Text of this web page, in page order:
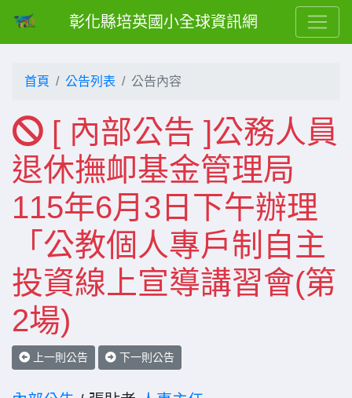
彰化縣培英國小全球資訊網
首頁 公告列表 公告內容
[ 內部公告 ]公務人員
退休撫卹基金管理局
115年6月3日下午辦理
「公教個人專戶制自主
投資線上宣導講習會(第
2場)
上一則公告 下一則公告